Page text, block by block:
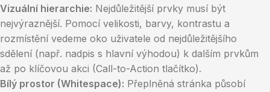
Vizuální hierarchie: Nejdůležitější prvky musí být
nejvýraznější. Pomocí velikosti, barvy, kontrastu a
rozmístění vedeme oko uživatele od nejdůležitějšího
sdělení (např. nadpis s hlavní výhodou) k dalším prvkům
až po klíčovou akci (Call-to-Action tlačítko).
Bílý prostor (Whitespace): Přeplněná stránka působí